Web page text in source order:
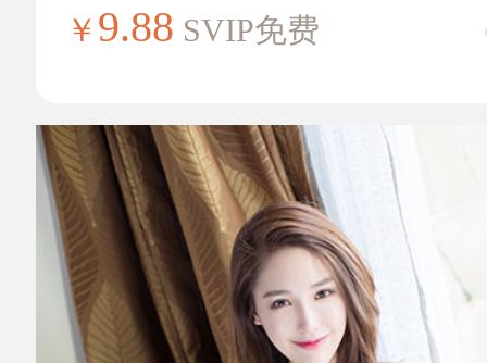
￥ 9.88 SVIP免费